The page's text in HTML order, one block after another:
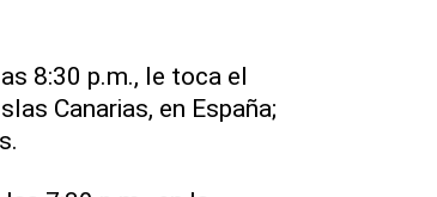
8:30 p.m., le toca el
Canarias, en España;